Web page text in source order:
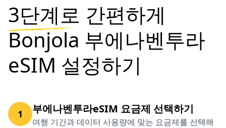
3단계로 간편하게
Bonjola 부에나벤투라
eSIM 설정하기
1 부에나벤투라eSIM 요금제 선택하기
여행 기간과 데이터 사용량에 맞는 요금제를 선택해